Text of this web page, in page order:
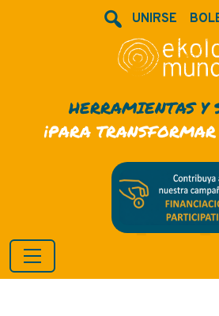
UNIRSE
HERRAMIENTAS Y
¡PARA